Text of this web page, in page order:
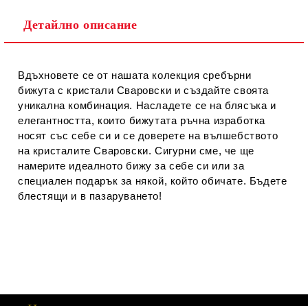
Детайлно описание
Вдъхновете се от нашата колекция сребърни
бижута с кристали Сваровски и създайте своята
уникална комбинация. Насладете се на блясъка и
елегантността, които бижутата ръчна изработка
носят със себе си и се доверете на вълшебството
на кристалите Сваровски. Сигурни сме, че ще
намерите идеалното бижу за себе си или за
специален подарък за някой, който обичате. Бъдете
блестящи и в пазаруването!